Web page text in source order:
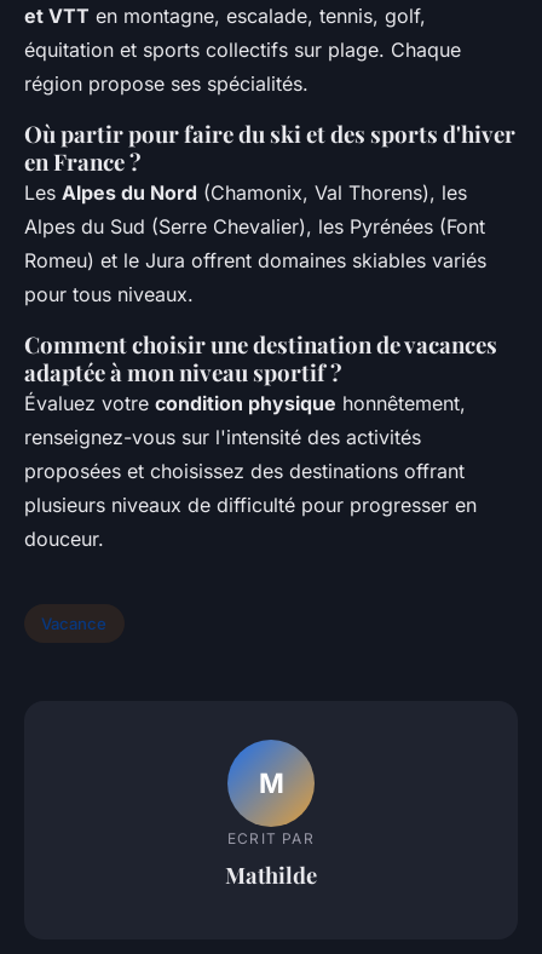
et VTT en montagne, escalade, tennis, golf,
équitation et sports collectifs sur plage. Chaque
région propose ses spécialités.
Où partir pour faire du ski et des sports d'hiver
en France ?
Les Alpes du Nord (Chamonix, Val Thorens), les
Alpes du Sud (Serre Chevalier), les Pyrénées (Font
Romeu) et le Jura offrent domaines skiables variés
pour tous niveaux.
Comment choisir une destination de vacances
adaptée à mon niveau sportif ?
Évaluez votre condition physique honnêtement,
renseignez-vous sur l'intensité des activités
proposées et choisissez des destinations offrant
plusieurs niveaux de difficulté pour progresser en
douceur.
Vacance
M
ECRIT PAR
Mathilde